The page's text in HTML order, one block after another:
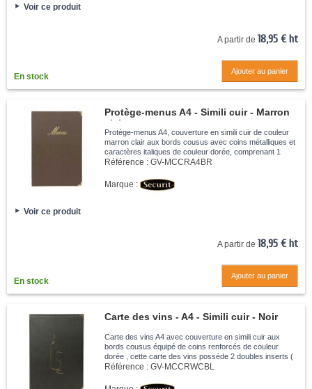
Voir ce produit
A partir de 18,95 € ht
En stock
Ajouter au panier
Protège-menus A4 - Simili cuir - Marron
clair
Protège-menus A4, couverture en simili cuir de couleur
marron clair aux bords cousus avec coins métalliques et
caractères italiques de couleur dorée, comprenant 1
double insert transparent amovible, facile à nettoyer avec
Référence : GV-MCCRA4BR
Marque :
Voir ce produit
A partir de 18,95 € ht
En stock
Ajouter au panier
Carte des vins - A4 - Simili cuir - Noir
Carte des vins A4 avec couverture en simili cuir aux
bords cousus équipé de coins renforcés de couleur
dorée , cette carte des vins posséde 2 doubles inserts (
présente 8 pages A4 ) cette carte des vins existe
Référence : GV-MCCRWCBL